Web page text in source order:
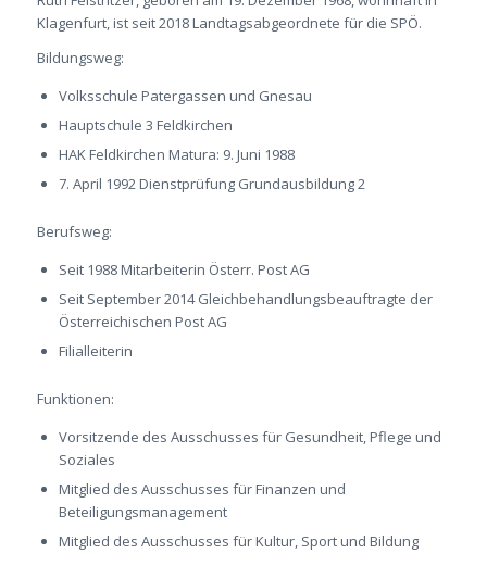
Klagenfurt, ist seit 2018 Landtagsabgeordnete für die SPÖ.
Bildungsweg:
Volksschule Patergassen und Gnesau
Hauptschule 3 Feldkirchen
HAK Feldkirchen Matura: 9. Juni 1988
7. April 1992 Dienstprüfung Grundausbildung 2
Berufsweg:
Seit 1988 Mitarbeiterin Österr. Post AG
Seit September 2014 Gleichbehandlungsbeauftragte der
Österreichischen Post AG
Filialleiterin
Funktionen:
Vorsitzende des Ausschusses für Gesundheit, Pflege und
Soziales
Mitglied des Ausschusses für Finanzen und
Beteiligungsmanagement
Mitglied des Ausschusses für Kultur, Sport und Bildung